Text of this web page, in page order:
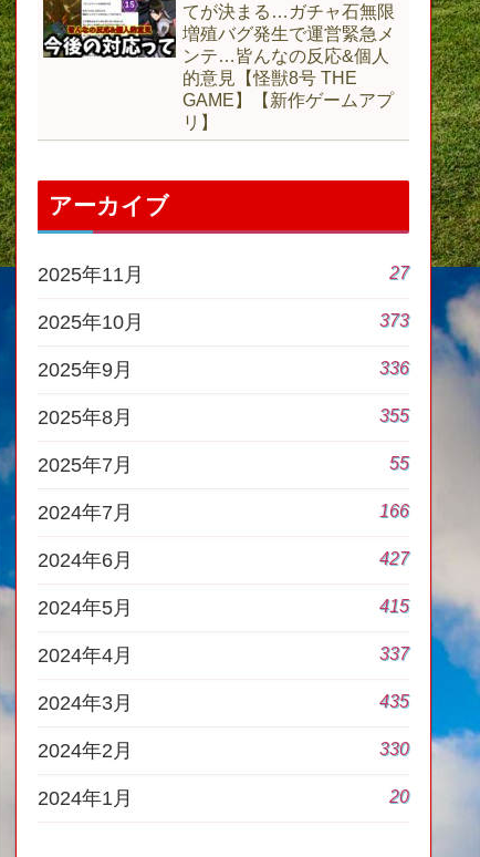
てが決まる…ガチャ石無限
増殖バグ発生で運営緊急メ
ンテ…皆んなの反応&個人
的意見【怪獣8号 THE
GAME】【新作ゲームアプ
リ】
アーカイブ
2025年11月 27
2025年10月 373
2025年9月 336
2025年8月 355
2025年7月 55
2024年7月 166
2024年6月 427
2024年5月 415
2024年4月 337
2024年3月 435
2024年2月 330
2024年1月 20